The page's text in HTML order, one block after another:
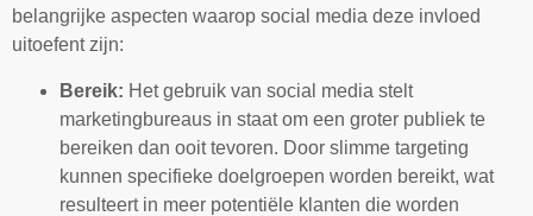
belangrijke aspecten waarop social media deze invloed
uitoefent zijn:
Bereik: Het gebruik van social media stelt
marketingbureaus in staat om een groter publiek te
bereiken dan ooit tevoren. Door slimme targeting
kunnen specifieke doelgroepen worden bereikt, wat
resulteert in meer potentiële klanten die worden